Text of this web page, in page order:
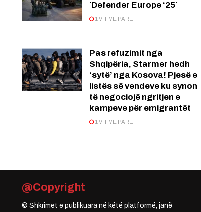
`Defender Europe ‘25`
1 VIT MË PARË
Pas refuzimit nga
Shqipëria, Starmer hedh
‘sytë’ nga Kosova! Pjesë e
listës së vendeve ku synon
të negociojë ngritjen e
kampeve për emigrantët
1 VIT MË PARË
@Copyright
© Shkrimet e publikuara në këtë platformë, janë